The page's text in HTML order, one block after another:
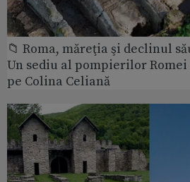
📁 Roma, măreţia şi declinul
Un sediu al pompierilor
pe Colina Celiană